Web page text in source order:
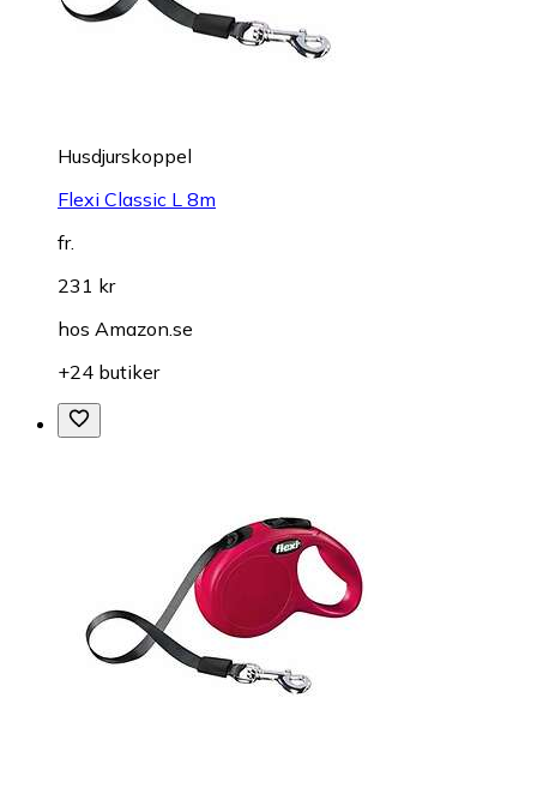
Husdjurskoppel
Flexi Classic L 8m
fr.
231 kr
hos Amazon.se
+24 butiker